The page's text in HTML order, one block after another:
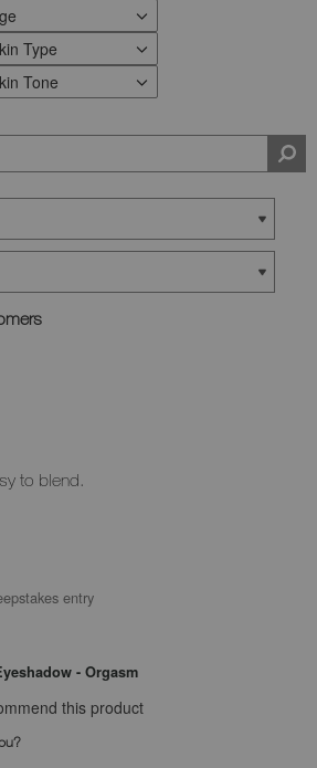
REVIEWS BY AGE
TypeREVIEWS BY SKIN TYPE
ToneREVIEWS BY SKIN TONE
to blend.
entry
- Orgasm
this product